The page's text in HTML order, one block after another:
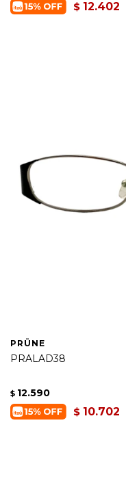
$ 12.402
PRÜNE
PRALAD38
$ 12.590
$ 10.702